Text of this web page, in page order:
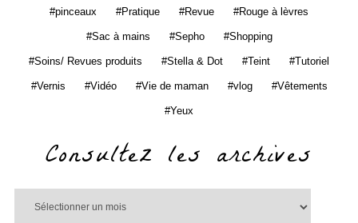
pinceaux Pratique Revue Rouge à lèvres
Sac à mains Sepho Shopping
Soins/ Revues produits Stella & Dot Teint Tutoriel
Vernis Vidéo Vie de maman vlog Vêtements
Yeux
Consultez les archives